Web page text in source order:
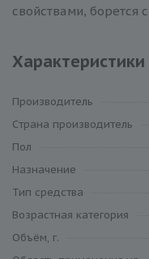
свойствами, борется
Характеристики
Производитель
Cтрана производитель
Пол
Назначение
Тип средства
Возрастная категория
Объём, г.